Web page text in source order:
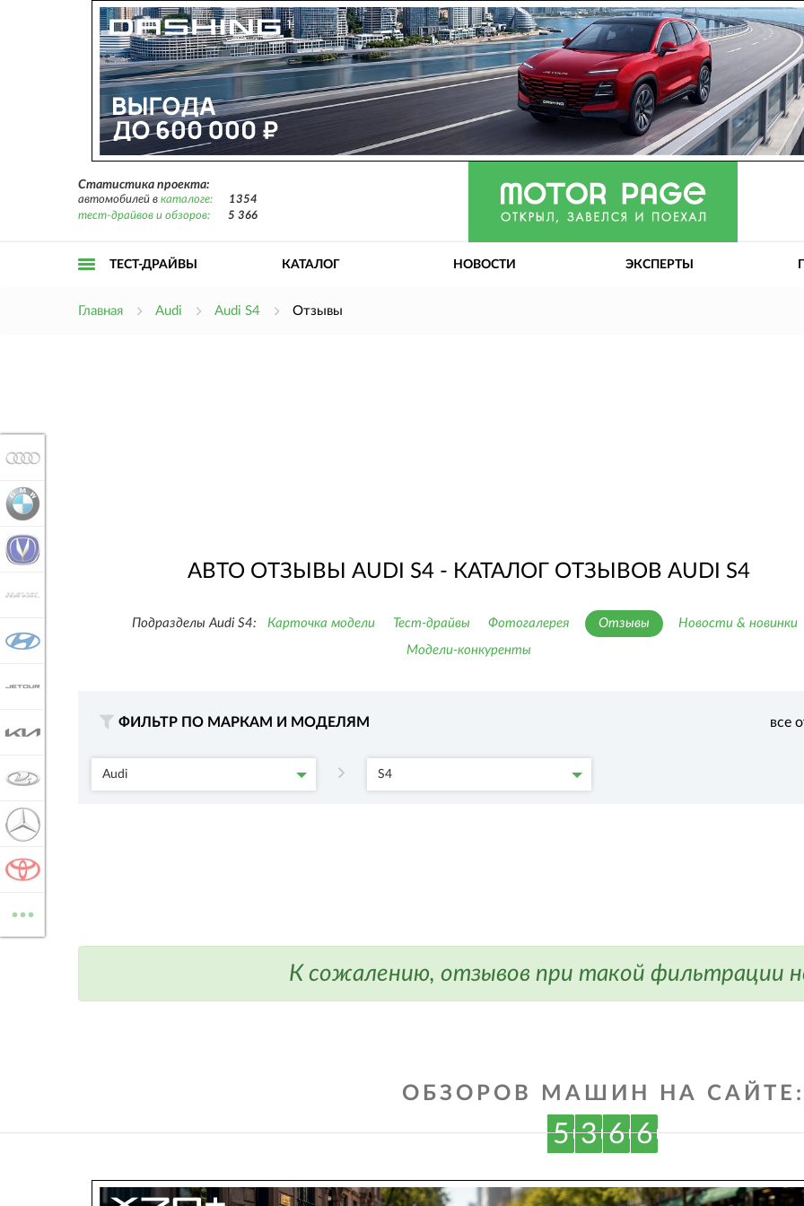
Статистика проекта:
автомобилей в каталоге:
1354
тест-драйвов и обзоров:
5 366
ТЕСТ-ДРАЙВЫ КАТАЛОГ НОВОСТИ ЭКСПЕРТЫ
Главная Audi Audi S4 Отзывы
АВТО ОТЗЫВЫ AUDI S4 - КАТАЛОГ ОТЗЫВОВ AUDI S4
Подразделы Audi S4: Карточка модели Тест-драйвы Фотогалерея Отзывы
Новости & новинки
Модели-конкуренты
ФИЛЬТР ПО МАРКАМ И МОДЕЛЯМ все
Audi S4
К сожалению, отзывов при такой фильтрации
ОБЗОРОВ МАШИН НА САЙТЕ:
5 3 6 6
...